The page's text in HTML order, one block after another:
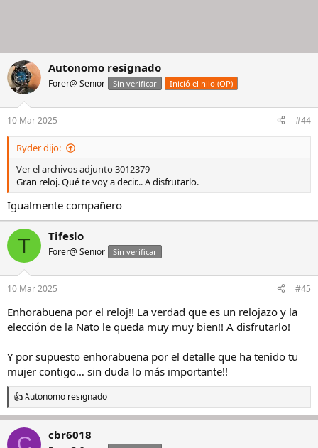
Autonomo resignado
Forer@ Senior Sin verificar Inició el hilo (OP)
10 Mar 2025 #44
Ryder dijo:
Ver el archivos adjunto 3012379
Gran reloj. Qué te voy a decir... A disfrutarlo.
Igualmente compañero
T Tifeslo
Forer@ Senior Sin verificar
10 Mar 2025 #45
Enhorabuena por el reloj!! La verdad que es un relojazo y la
elección de la Nato le queda muy muy bien!! A disfrutarlo!
Y por supuesto enhorabuena por el detalle que ha tenido tu
mujer contigo… sin duda lo más importante!!
R
e
a
c
Autonomo resignado
cbr6018